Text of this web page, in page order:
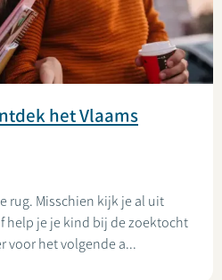
het Vlaams
rug. Misschien kijk je al uit
help je je kind bij de zoektocht
voor het volgende a...